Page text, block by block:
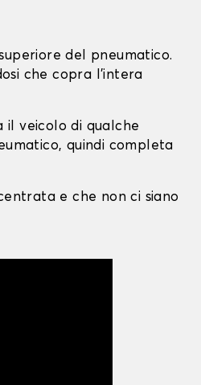
del pneumatico.
che copra l'intera
il veicolo di qualche
quindi completa
e che non ci siano